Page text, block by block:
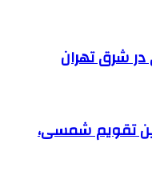
شرق تهران
بین تقویم شمسی،